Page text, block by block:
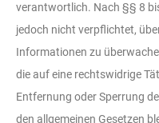
verantwortlich. Nach §§ 8
jedoch nicht verpflichtet,
Informationen zu
die auf eine rechtswidrige
Entfernung oder Sperrung
den allgemeinen Gesetzen